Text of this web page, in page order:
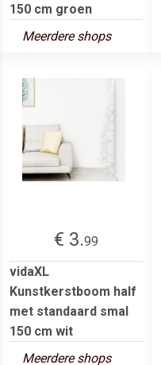
150 cm groen
Meerdere shops
€ 3.99
vidaXL
Kunstkerstboom half
met standaard smal
150 cm wit
Meerdere shops